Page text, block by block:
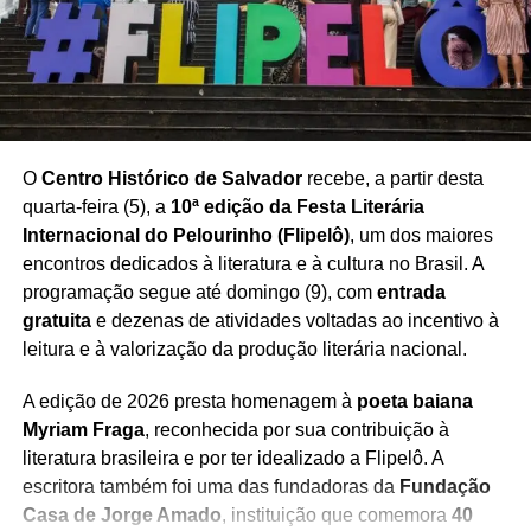
Redação Saiba+
O Centro Histórico de Salvadorrecebe, a partir desta
quarta-feira (5), a 10ª edição da Festa Literária
Internacional do Pelourinho (Flipelô), um dos maiores
encontros dedicados à literatura e à cultura no Brasil. A
programação segue até domingo (9), com entrada
gratuitae dezenas de atividades voltadas ao incentivo à
leitura e à valorização da produção literária nacional.
A edição de 2026 presta homenagem à poeta baiana
Myriam Fraga, reconhecida por sua contribuição à
literatura brasileira e por ter idealizado a Flipelô. A
escritora também foi uma das fundadoras da Fundação
Casa de Jorge Amado, instituição que comemora 40